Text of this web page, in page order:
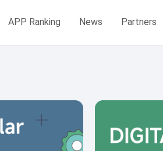
APP Ranking News Partners